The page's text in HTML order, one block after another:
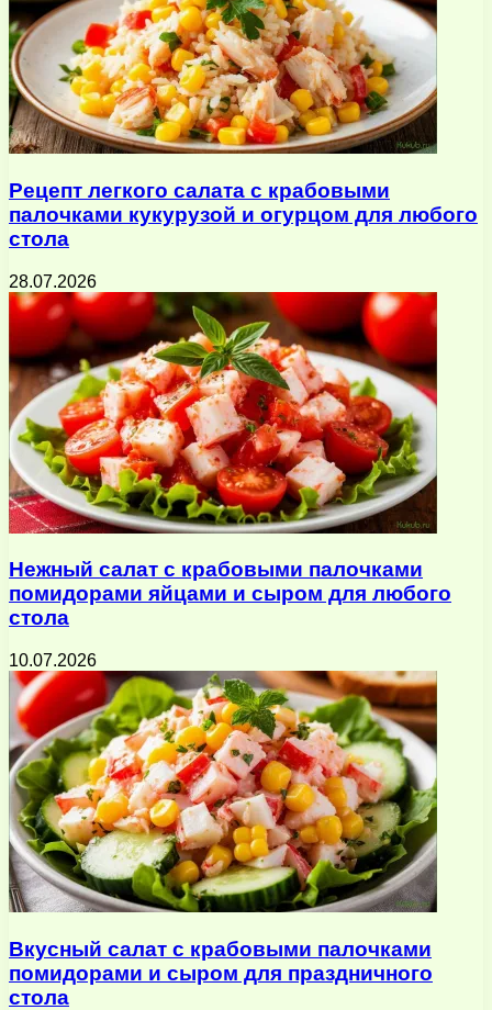
Рецепт легкого салата с крабовыми
палочками кукурузой и огурцом для любого
стола
28.07.2026
Нежный салат с крабовыми палочками
помидорами яйцами и сыром для любого
стола
10.07.2026
Вкусный салат с крабовыми палочками
помидорами и сыром для праздничного
стола